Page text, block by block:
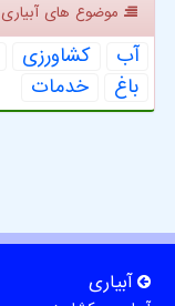
موضوع های آبیاری
آب كشاورزی
باغ
خدمات
آبیاری